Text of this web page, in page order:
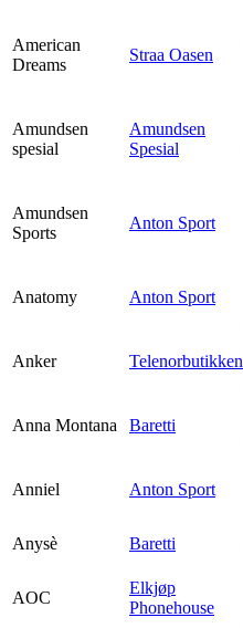
American
Dreams
Straa Oasen
Amundsen
spesial
Amundsen
Spesial
Amundsen
Sports
Anton Sport
Anatomy Anton Sport
Anker Telenorbutikken
Anna Montana Baretti
Anniel Anton Sport
Anysè
Baretti
AOC
Elkjøp
Phonehouse